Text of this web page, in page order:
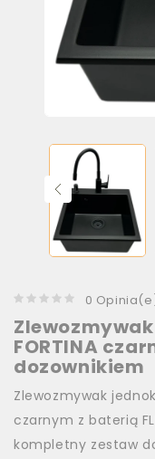
0
FORTINA
dozownikiem
Zlewozmywak
czarnym z baterią
kompletny zestaw